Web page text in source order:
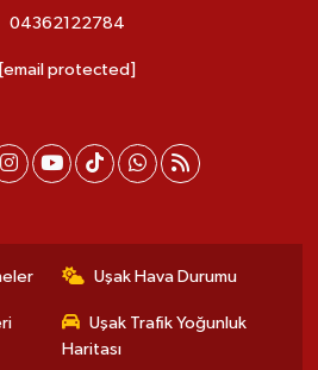
04362122784
[email protected]
Uşak Hava Durumu
Uşak Trafik Yoğunluk
Haritası